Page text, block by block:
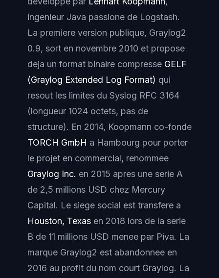
ingenieur Java passione de Logstash.
La premiere version publique, Graylog2
0.9, sort en novembre 2010 et propose
deja un format binaire compresse GELF
(Graylog Extended Log Format) qui
resout les limites du Syslog RFC 3164
(longueur 1024 octets, pas de
structure). En 2014, Koopmann co-fonde
TORCH GmbH a Hambourg pour porter
le projet en commercial, renommee
Graylog Inc. en 2015 apres une serie A
de 2,5 millions USD chez Mercury
Capital. Le siege social est transfere a
Houston, Texas en 2018 lors de la serie
B de 11 millions USD menee par Piva. La
marque Graylog2 est abandonnee en
2016 au profit du nom court Graylog. La